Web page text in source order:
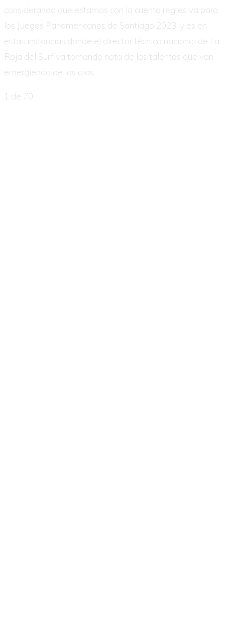
considerando que estamos con la cuenta regresiva para
los Juegos Panamericanos de Santiago 2023, y es en
estas instancias donde el director técnico nacional de La
Roja del Surf va tomando nota de los talentos que van
emergiendo de las olas.
1 de 70